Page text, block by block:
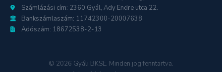
Számlázási cím: 2360 Gyál, Ady Endre utca 22.
Bankszámlaszám: 11742300-20007638
Adószám: 18672538-2-13
© 2026 Gyáli BKSE. Minden jog fenntartva.